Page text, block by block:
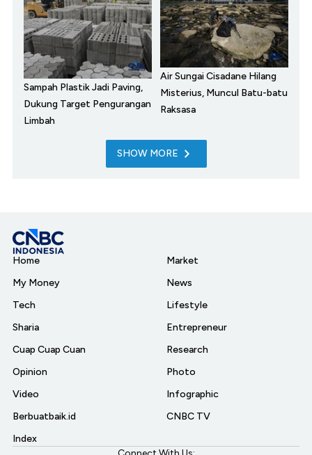
Sampah Plastik Jadi Paving,
Dukung Target Pengurangan
Limbah
Air Sungai Cisadane Hilang
Misterius, Muncul Batu-batu
Raksasa
SHOW MORE
Home
My Money
Tech
Sharia
Cuap Cuap Cuan
Opinion
Video
Berbuatbaik.id
Index
Market
News
Lifestyle
Entrepreneur
Research
Photo
Infographic
CNBC TV